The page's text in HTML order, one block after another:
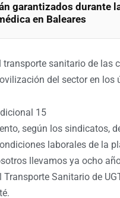
garantizados durante
en Baleares
sanitario de las
del sector en los
15
según los sindicatos,
laborales de la
llevamos ya ocho
Transporte Sanitario de